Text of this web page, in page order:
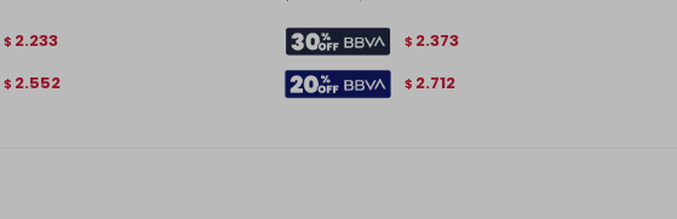
$ 2.233
$ 2.552
$ 2.373
$ 2.712